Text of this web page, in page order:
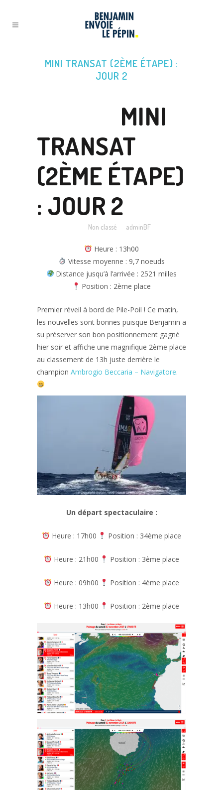
MINI TRANSAT (2ÈME ÉTAPE) :
JOUR 2
MINI
TRANSAT
(2ÈME ÉTAPE)
: JOUR 2
Non classé adminBF
Heure : 13h00
Vitesse moyenne : 9,7 noeuds
Distance jusqu’à l’arrivée : 2521 milles
Position : 2ème place
Premier réveil à bord de Pile-Poil ! Ce matin,
les nouvelles sont bonnes puisque Benjamin a
su préserver son bon positionnement gagné
hier soir et affiche une magnifique 2ème place
au classement de 13h juste derrière le
champion Ambrogio Beccaria – Navigatore.
Un départ spectaculaire :
Heure : 17h00 Position : 34ème place
Heure : 21h00 Position : 3ème place
Heure : 09h00 Position : 4ème place
Heure : 13h00 Position : 2ème place